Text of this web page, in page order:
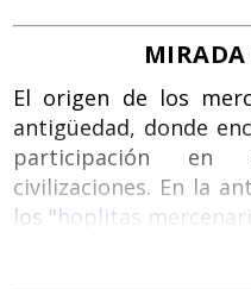
El origen de los
antigüedad, donde
participación en
civilizaciones. En la
los "hoplitas